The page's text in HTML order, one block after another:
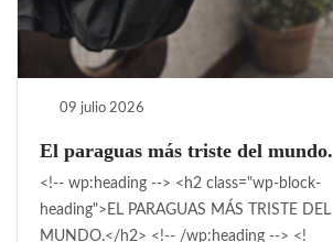
09 julio 2026
El paraguas más triste del mundo.
<!-- wp:heading --> <h2 class="wp-block-
heading">EL PARAGUAS MÁS TRISTE DEL
MUNDO.</h2> <!-- /wp:heading --> <!